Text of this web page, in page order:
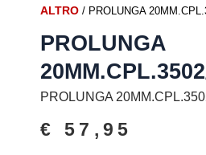
ALTRO / PROLUNGA
PROLUNGA
PROLUNGA
€ 57,95